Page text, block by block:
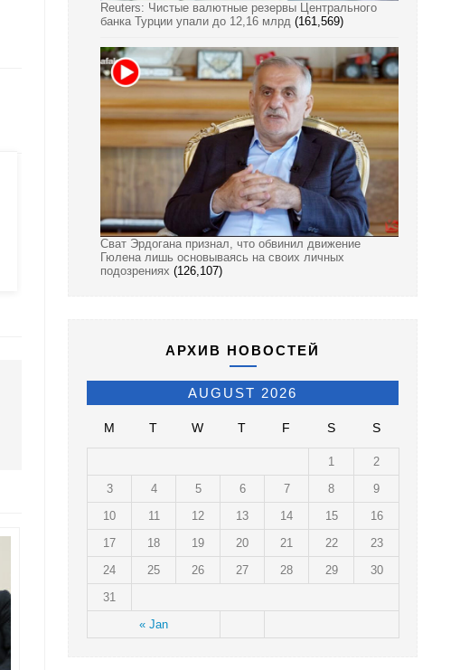
Reuters: Чистые валютные резервы Центрального
банка Турции упали до 12,16 млрд (161,569)
Сват Эрдогана признал, что обвинил движение
Гюлена лишь основываясь на своих личных
подозрениях (126,107)
АРХИВ НОВОСТЕЙ
AUGUST 2026
M T W T F S S
« Jan
1
2
3
4 5 6 7 8
9
10
11 12 13 14 15
16
17
18 19 20 21 22
23
24
25 26 27 28 29
30
31